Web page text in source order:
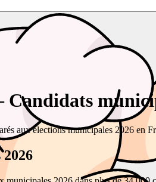
aux élections municipales 2026 en